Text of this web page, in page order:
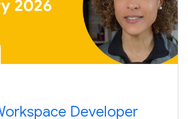
Developer